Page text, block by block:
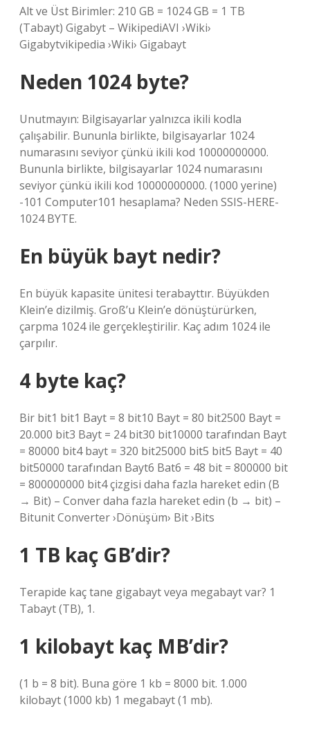
Alt ve Üst Birimler: 210 GB = 1024 GB = 1 TB
(Tabayt) Gigabyt – WikipediAVI ›Wiki›
Gigabytvikipedia ›Wiki› Gigabayt
Neden 1024 byte?
Unutmayın: Bilgisayarlar yalnızca ikili kodla
çalışabilir. Bununla birlikte, bilgisayarlar 1024
numarasını seviyor çünkü ikili kod 10000000000.
Bununla birlikte, bilgisayarlar 1024 numarasını
seviyor çünkü ikili kod 10000000000. (1000 yerine)
-101 Computer101 hesaplama? Neden SSIS-HERE-
1024 BYTE.
En büyük bayt nedir?
En büyük kapasite ünitesi terabayttır. Büyükden
Klein’e dizilmiş. Groß’u Klein’e dönüştürürken,
çarpma 1024 ile gerçekleştirilir. Kaç adım 1024 ile
çarpılır.
4 byte kaç?
Bir bit1 bit1 Bayt = 8 bit10 Bayt = 80 bit2500 Bayt =
20.000 bit3 Bayt = 24 bit30 bit10000 tarafından Bayt
= 80000 bit4 bayt = 320 bit25000 bit5 bit5 Bayt = 40
bit50000 tarafından Bayt6 Bat6 = 48 bit = 800000 bit
= 800000000 bit4 çizgisi daha fazla hareket edin (B
→ Bit) – Conver daha fazla hareket edin (b → bit) –
Bitunit Converter ›Dönüşüm› Bit ›Bits
1 TB kaç GB’dir?
Terapide kaç tane gigabayt veya megabayt var? 1
Tabayt (TB), 1.
1 kilobayt kaç MB’dir?
(1 b = 8 bit). Buna göre 1 kb = 8000 bit. 1.000
kilobayt (1000 kb) 1 megabayt (1 mb).